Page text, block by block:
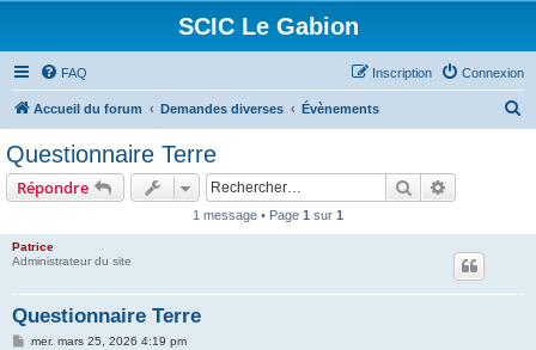
SCIC Le Gabion
FAQ Connexion
Inscription
Accueil du forum Demandes diverses Évènements
Questionnaire Terre
Répondre Rechercher
1 message • Page 1 sur 1
Patrice
Administrateur du site
Questionnaire Terre
Mmer. mars 25, 2026 4:19 pm